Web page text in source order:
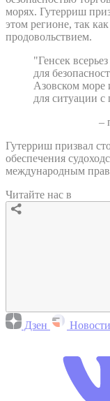
морях. Гутерриш
этом регионе, так
продовольствием.
"Генсек
для
Азовском море
для ситуации
–
Гутерриш призвал
обеспечения
международным
Читайте нас в
Дзен Новости